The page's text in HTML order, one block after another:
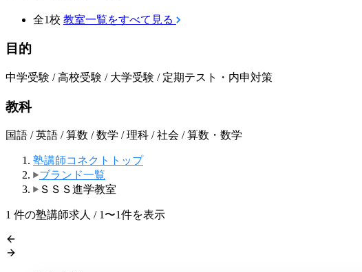
全1校 教室一覧をすべて見る
目的
中学受験 / 高校受験 / 大学受験 / 定期テスト・内申対策
教科
国語 / 英語 / 算数 / 数学 / 理科 / 社会 / 算数・数学
塾講師コネクトトップ
ブランド一覧
ＳＳＳ進学教室
1 件の塾講師求人 / 1〜1件を表示